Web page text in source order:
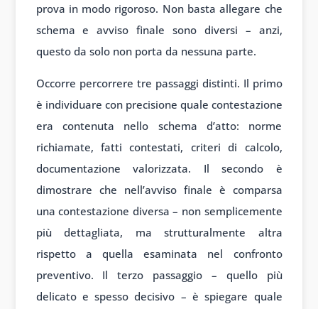
prova in modo rigoroso. Non basta allegare che
schema e avviso finale sono diversi – anzi,
questo da solo non porta da nessuna parte.
Occorre percorrere tre passaggi distinti. Il primo
è individuare con precisione quale contestazione
era contenuta nello schema d’atto: norme
richiamate, fatti contestati, criteri di calcolo,
documentazione valorizzata. Il secondo è
dimostrare che nell’avviso finale è comparsa
una contestazione diversa – non semplicemente
più dettagliata, ma strutturalmente altra
rispetto a quella esaminata nel confronto
preventivo. Il terzo passaggio – quello più
delicato e spesso decisivo – è spiegare quale